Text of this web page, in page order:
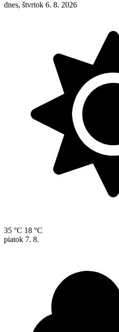
dnes, štvrtok 6. 8. 2026
35 °C 18 °C
piatok 7. 8.